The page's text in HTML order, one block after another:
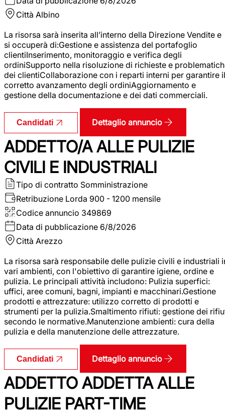
Città Albino
La risorsa sarà inserita all’interno della Direzione Vendite e
si occuperà di:Gestione e assistenza del portafoglio
clientiInserimento, monitoraggio e verifica degli
ordiniSupporto nella risoluzione di richieste e
dei clientiCollaborazione con i reparti interni per garantire il
corretto avanzamento degli ordiniAggiornamento e
gestione della documentazione e dei dati commerciali.
Candidati Dettaglio annuncio
ADDETTO/A ALLE PULIZIE
CIVILI E INDUSTRIALI
Tipo di contratto Somministrazione
Retribuzione Lorda 900 - 1200 mensile
Codice annuncio 349869
Data di pubblicazione 6/8/2026
Città Arezzo
La risorsa sarà responsabile delle pulizie civili e industriali
vari ambienti, con l'obiettivo di garantire igiene, ordine e
pulizia. Le principali attività includono: Pulizia superfici:
uffici, aree comuni, bagni, impianti e macchinari.Gestione
prodotti e attrezzature: utilizzo corretto di prodotti e
strumenti per la pulizia.Smaltimento rifiuti: gestione dei
secondo le normative.Manutenzione ambienti: cura della
pulizia e della manutenzione delle attrezzature.
Candidati Dettaglio annuncio
ADDETTO ADDETTA ALLE
PULIZIE PART-TIME